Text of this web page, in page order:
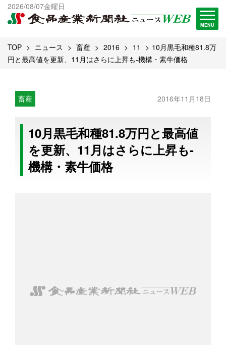
2026/08/07金曜日
MENU
出版物一覧へ
試読・購読申し込み
TOP ニュース 畜産 2016 11
10月黒毛和種81.8万
円と最高値を更新、11月はさらに上昇も-機構・素牛価格
畜産 2016年11月18日
10月黒毛和種81.8万円と最高値
を更新、11月はさらに上昇も-
機構・素牛価格